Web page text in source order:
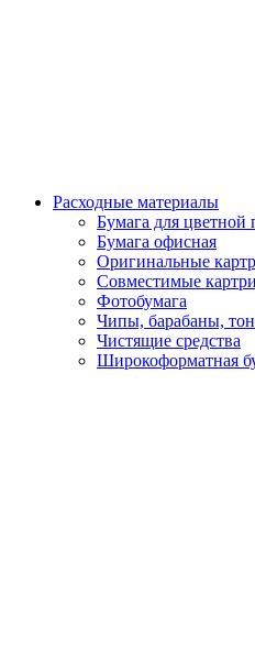
Расходные материалы
Бумага для цветной
Бумага офисная
Оригинальные
Совместимые
Фотобумага
Чипы, барабаны,
Чистящие средства
Широкоформатная